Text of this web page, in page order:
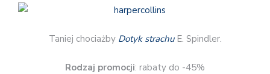
Taniej chociażby Dotyk strachuE. Spindler.
Rodzaj promocji: rabaty do -45%